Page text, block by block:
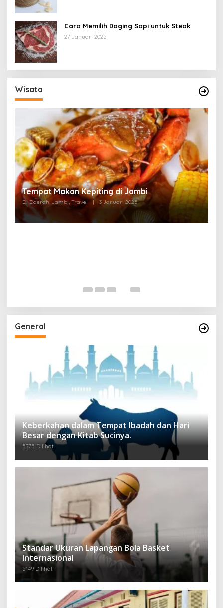
Cara Memilih Daging Sapi untuk Steak
27 Januari 2025
Wisata
Tempat Makan di Thehok Jambi
Di Daerah, Jambi, Travel 3 Januari 2025
General
Keberkahan dalam Tempat Ibadah dan Hari
Besar dengan Kitab Sucinya.
5375 Dilihat
Standar Ukuran Lapangan Bola Basket
Internasional
5149 Dilihat